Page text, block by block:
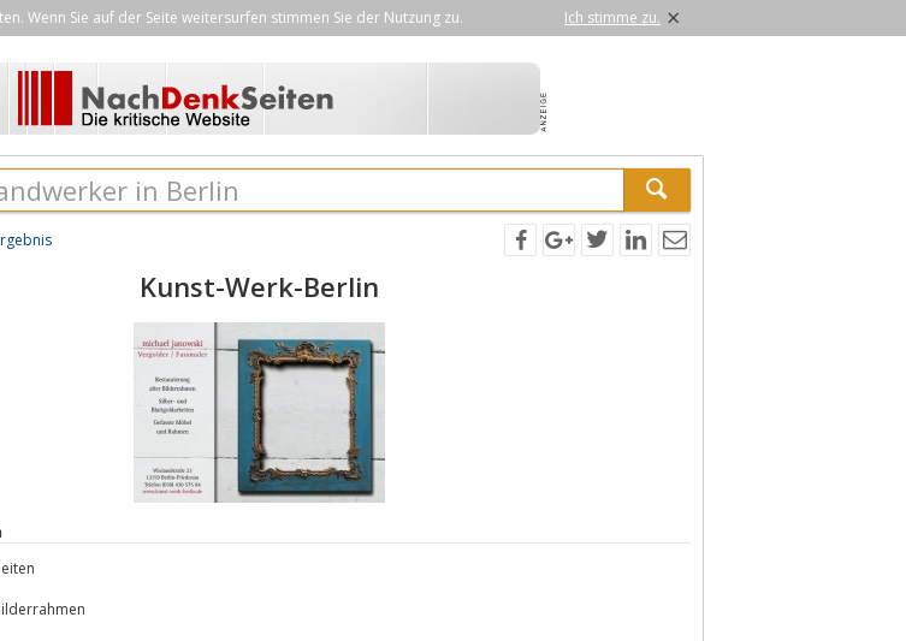
Wenn Sie auf der Seite weitersurfen stimmen Sie der Nutzung zu. Ich stimme zu. ×
Kunst-Werk-Berlin